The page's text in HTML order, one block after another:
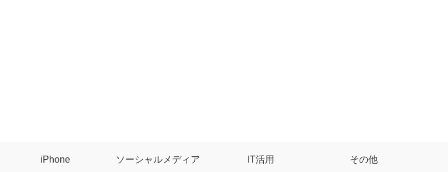
iPhone ソーシャルメディア IT活用 その他